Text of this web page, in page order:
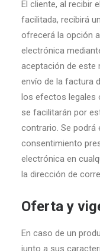
El cliente, al recibir
facilitada, recibirá
ofrecerá la opción
electrónica
aceptación de este
envío de la factura
los efectos legales
se facilitarán por
contrario. Se podrá
consentimiento
electrónica en
la dirección de
Oferta y
En caso de un
junto a sus